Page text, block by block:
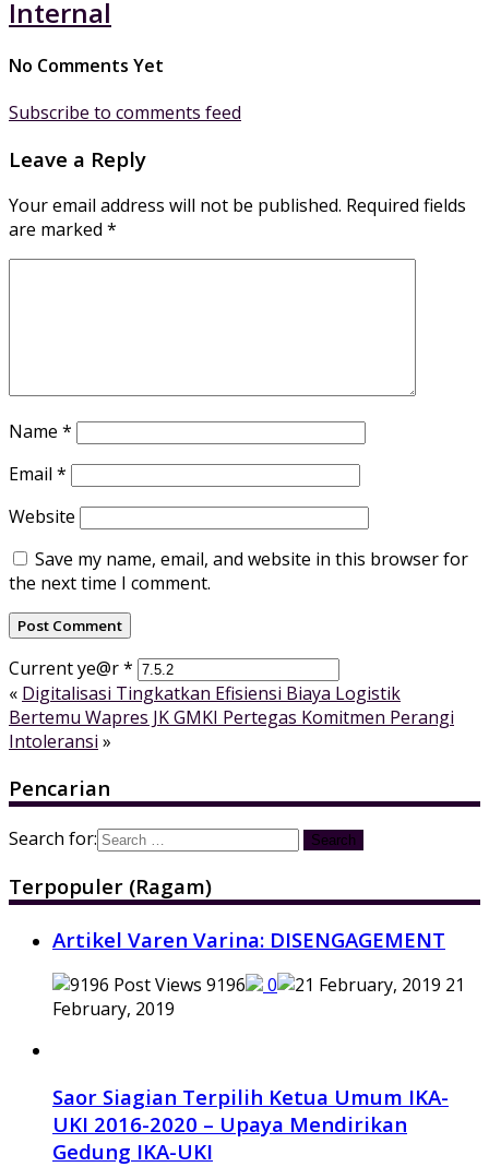
Internal
No Comments Yet
Subscribe to comments feed
Leave a Reply
Your email address will not be published. Required fields
are marked *
Name *
Email *
Website
Save my name, email, and website in this browser for
the next time I comment.
Current ye@r*
« Digitalisasi Tingkatkan Efisiensi Biaya Logistik
Bertemu Wapres JK GMKI Pertegas Komitmen Perangi
Intoleransi »
Pencarian
Search for:
Terpopuler (Ragam)
Artikel Varen Varina: DISENGAGEMENT
9196 0
21
February, 2019
Saor Siagian Terpilih Ketua Umum IKA-
UKI 2016-2020 – Upaya Mendirikan
Gedung IKA-UKI